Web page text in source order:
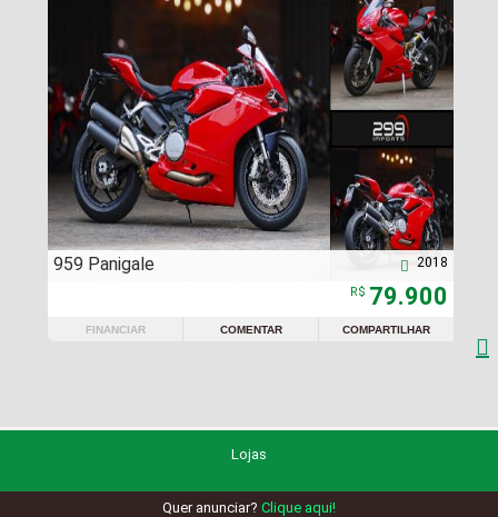
959 Panigale 2018

R$ 79.900
FINANCIAR COMENTAR COMPARTILHAR

Lojas
Quer anunciar? Clique aqui!